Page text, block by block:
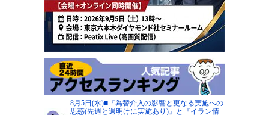
8月5日(水)■『為替介入の影響と更なる実施への
思惑(先週と週明けに実施あり)』と『イラン情